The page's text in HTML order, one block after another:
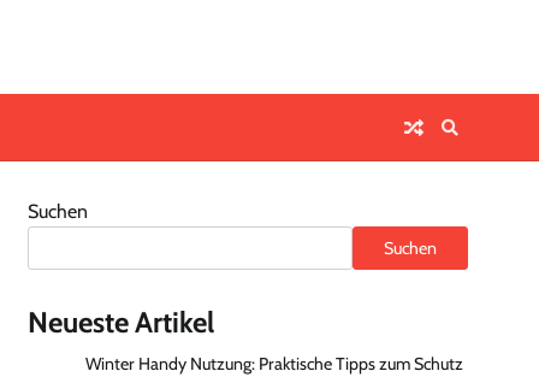
Suchen
Suchen
Neueste Artikel
Winter Handy Nutzung: Praktische Tipps zum Schutz